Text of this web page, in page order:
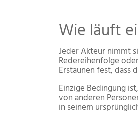
Wie läuft
Jeder Akteur nimmt
Redereihenfolge
Erstaunen fest, dass
Einzige Bedingung
von anderen
in seinem